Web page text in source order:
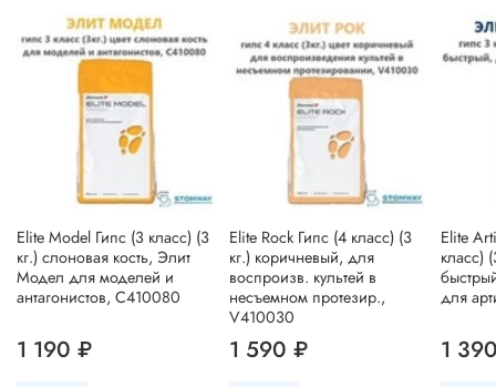
Elite Model Гипс (3 класс) (3
кг.) слоновая кость, Элит
Модел для моделей и
антагонистов, C410080
1 190 ₽
Elite Rock Гипс (4 класс) (3
кг.) коричневый, для
воспроизв. культей в
несъемном протезир.,
V410030
1 590 ₽
Elite
класс)
для
1